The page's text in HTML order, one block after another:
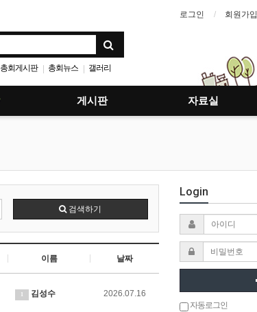
로그인 회원가입
총회게시판 | 총회뉴스 | 갤러리
게시판 자료실
검색하기
이름 날짜
김성수 2026.07.16
Login
자동로그인